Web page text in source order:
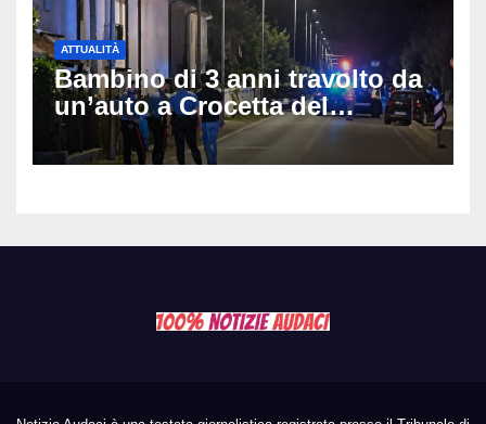
ATTUALITÀ
Bambino di 3 anni travolto da
un’auto a Crocetta del
Montello: è gravissimo,
trasportato in elicottero a